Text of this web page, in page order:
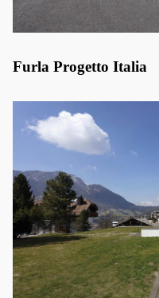
Furla Progetto Italia